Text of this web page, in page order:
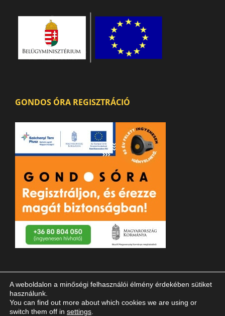
GONDOS ÓRA REGISZTRÁCIÓ
A weboldalon a minőségi felhasználói élmény érdekében sütiket
használunk.
You can find out more about which cookies we are using or
switch them off in settings